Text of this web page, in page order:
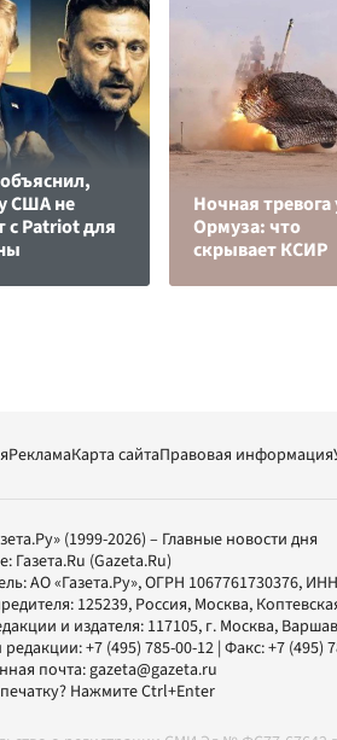
США не
с Patriot для
Ночная тревога
Ормуза: что
скрывает КСИР
РекламаКарта сайтаПравовая информация
(1999-2026) – Главные новости дня
Газета.Ru (Gazeta.Ru)
АО «Газета.Ру», ОГРН 1067761730376,
125239, Россия, Москва,
и издателя: 117105, г. Москва,
+7 (495) 785-00-12 | Факс:+7 (495)
почта:gazeta@gazeta.ru
Нажмите Ctrl+Enter